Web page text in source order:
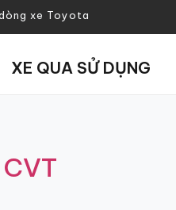
xe Toyota
XE QUA SỬ DỤNG